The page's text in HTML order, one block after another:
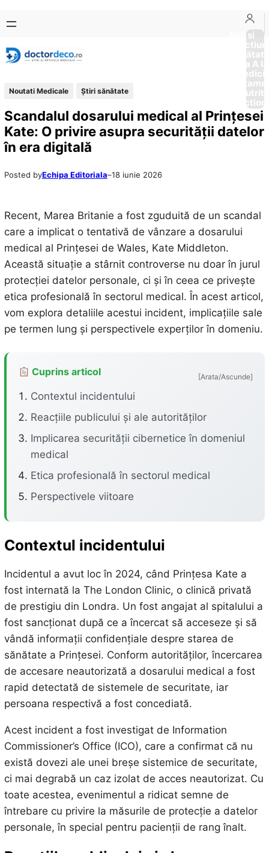
conținut
content
Boli si
Afectiuni
Sănătate
de la A
Noutati Medicale Ştiri sănătate
Scandalul dosarului medical al Prințesei
Kate: O privire asupra securității datelor
în era digitală
Posted byEchipa Editoriala–18 iunie 2026
Recent, Marea Britanie a fost zguduită de un scandal
care a implicat o tentativă de vânzare a dosarului
medical al Prințesei de Wales, Kate Middleton.
Această situație a stârnit controverse nu doar în jurul
protecției datelor personale, ci și în ceea ce privește
etica profesională în sectorul medical. În acest articol,
vom explora detaliile acestui incident, implicațiile sale
pe termen lung și perspectivele experților în domeniu.
Cuprins articol [Arata/Ascunde]
Contextul incidentului
Reacțiile publicului și ale autorităților
Implicarea securității cibernetice în domeniul
medical
Etica profesională în sectorul medical
Perspectivele viitoare
Contextul incidentului
Incidentul a avut loc în 2024, când Prințesa Kate a
fost internată la The London Clinic, o clinică privată
de prestigiu din Londra. Un fost angajat al spitalului a
fost sancționat după ce a încercat să acceseze și să
vândă informații confidențiale despre starea de
sănătate a Prințesei. Conform autorităților, încercarea
de accesare neautorizată a dosarului medical a fost
rapid detectată de sistemele de securitate, iar
persoana respectivă a fost concediată.
Acest incident a fost investigat de Information
Commissioner’s Office (ICO), care a confirmat că nu
există dovezi ale unei breșe sistemice de securitate,
ci mai degrabă un caz izolat de acces neautorizat. Cu
toate acestea, evenimentul a ridicat semne de
întrebare cu privire la măsurile de protecție a datelor
personale, în special pentru pacienții de rang înalt.